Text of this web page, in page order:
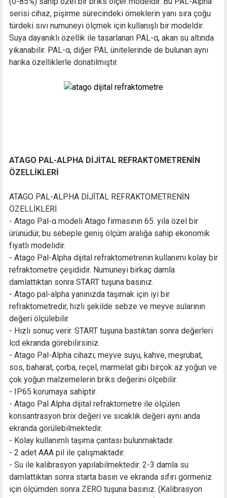
serisi cihaz, pişirme sürecindeki örneklerin yanı sıra çoğu
türdeki sıvı numuneyi ölçmek için kullanışlı bir modeldir.
Suya dayanıklı özellik ile tasarlanan PAL-α, akan su altında
yıkanabilir. PAL-α, diğer PAL ünitelerinde de bulunan aynı
harika özelliklerle donatılmıştır.
ATAGO PAL-ALPHA DİJİTAL REFRAKTOMETRENİN
ÖZELLİKLERİ
ATAGO PAL-ALPHA DİJİTAL REFRAKTOMETRENİN
ÖZELLİKLERİ
- Atago Pal-α modeli Atago firmasının 65. yıla özel bir
ürünüdür, bu sebeple geniş ölçüm aralığa sahip ekonomik
fiyatlı modelidir.
- Atago Pal-Alpha dijital refraktometrenin kullanımı kolay bir
refraktometre çeşididir. Numuneyi birkaç damla
damlattıktan sonra START tuşuna basınız.
- Atago pal-alpha yanınızda taşımak için iyi bir
refraktometredir, hızlı şekilde sebze ve meyve sularının
değeri ölçülebilir.
- Hızlı sonuç verir. START tuşuna bastıktan sonra değerleri
lcd ekranda görebilirsiniz.
- Atago Pal-Alpha cihazı; meyve suyu, kahve, meşrubat,
sos, baharat, çorba, reçel, marmelat gibi birçok az yoğun ve
çok yoğun malzemelerin briks değerini ölçebilir.
- IP65 korumaya sahiptir.
- Atago Pal Alpha dijital refraktometre ile ölçülen
konsantrasyon brix değeri ve sıcaklık değeri aynı anda
ekranda görülebilmektedir.
- Kolay kullanımlı taşıma çantası bulunmaktadır.
- 2 adet AAA pil ile çalışmaktadır.
- Su ile kalibrasyon yapılabilmektedir. 2-3 damla su
damlattıktan sonra starta basın ve ekranda sıfırı görmeniz
için ölçümden sonra ZERO tuşuna basınız. (Kalibrasyon